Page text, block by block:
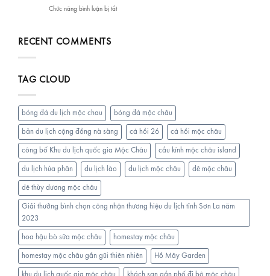
Chill
phá
Chức năng bình luận bị tắtở
sườn
bò
đầu
tiên
tại
Mộc
Châu
RECENT COMMENTS
TAG CLOUD
bóng đá du lịch mộc chau bóng đá mộc châu
bản du lịch cộng đồng nà sàng cá hồi 26 cá hồi mộc châu
công bố Khu du lịch quốc gia Mộc Châu cầu kính mộc châu island
du lịch hủa phăn du lịch lào du lịch mộc châu dê mộc châu
dê thùy dương mộc châu
Giải thưởng bình chọn công nhận thương hiệu du lịch tỉnh Sơn La năm
2023
hoa hậu bò sữa mộc châu homestay mộc châu
homestay mộc châu gần gũi thiên nhiên Hồ Mây Garden